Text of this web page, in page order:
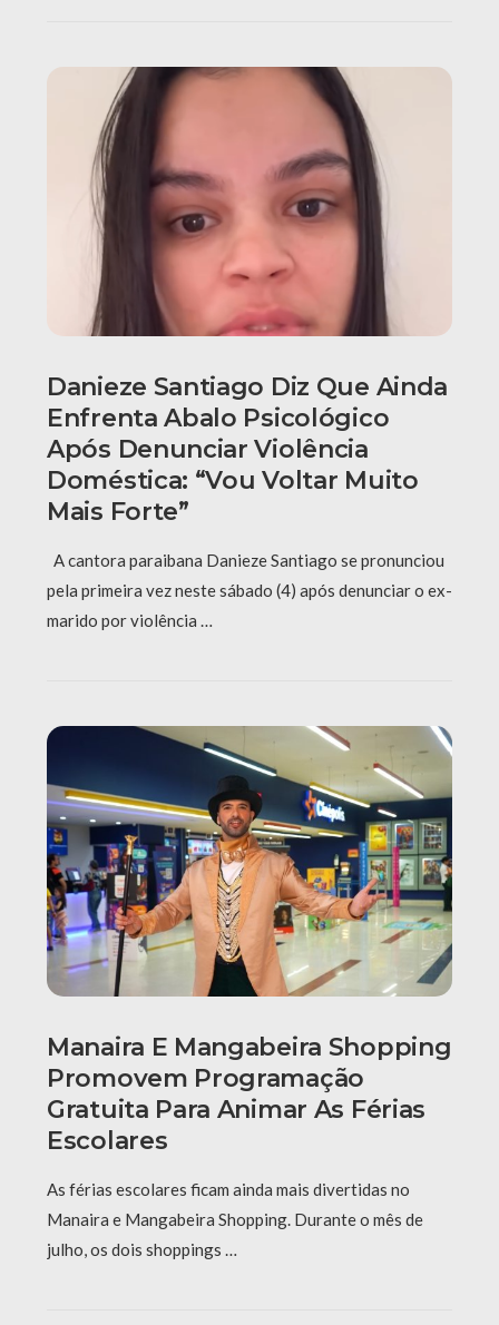
Danieze Santiago Diz Que Ainda
Enfrenta Abalo Psicológico
Após Denunciar Violência
Doméstica: “Vou Voltar Muito
Mais Forte”
A cantora paraibana Danieze Santiago se pronunciou
pela primeira vez neste sábado (4) após denunciar o ex-
marido por violência …
Manaira E Mangabeira Shopping
Promovem Programação
Gratuita Para Animar As Férias
Escolares
As férias escolares ficam ainda mais divertidas no
Manaira e Mangabeira Shopping. Durante o mês de
julho, os dois shoppings …